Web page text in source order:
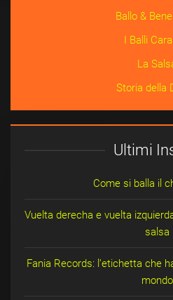
Ballo &
I Balli
La
Storia della
Ultimi
Come si balla il
Vuelta derecha e vuelta
salsa
Fania Records: l’etichetta che
mondo